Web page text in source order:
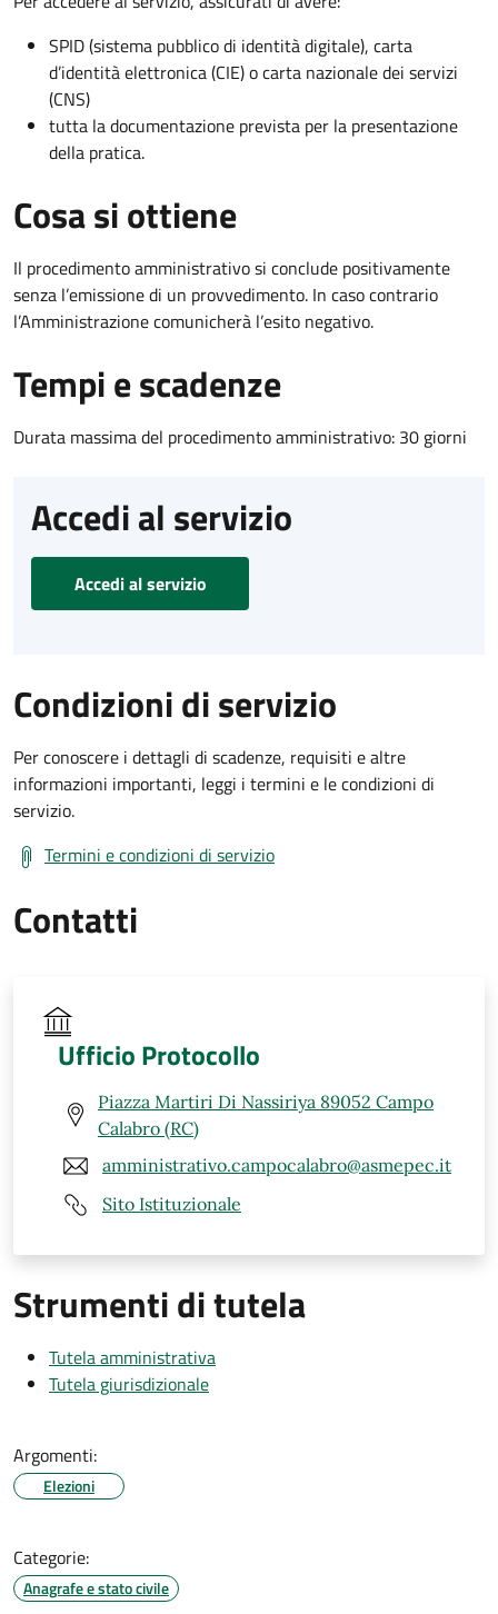
SPID (sistema pubblico di identità digitale), carta
d’identità elettronica (CIE) o carta nazionale dei servizi
(CNS)
tutta la documentazione prevista per la presentazione
della pratica.
Cosa si ottiene
Il procedimento amministrativo si conclude positivamente
senza l’emissione di un provvedimento. In caso contrario
l’Amministrazione comunicherà l’esito negativo.
Tempi e scadenze
Durata massima del procedimento amministrativo: 30 giorni
Accedi al servizio
Accedi al servizio
Condizioni di servizio
Per conoscere i dettagli di scadenze, requisiti e altre
informazioni importanti, leggi i termini e le condizioni di
servizio.
Termini e condizioni di servizio
Contatti
Ufficio Protocollo
Piazza Martiri Di Nassiriya 89052 Campo
Calabro (RC)
amministrativo.campocalabro@asmepec.it
Sito Istituzionale
Strumenti di tutela
Tutela amministrativa
Tutela giurisdizionale
Argomenti:
Elezioni
Categorie:
Anagrafe e stato civile